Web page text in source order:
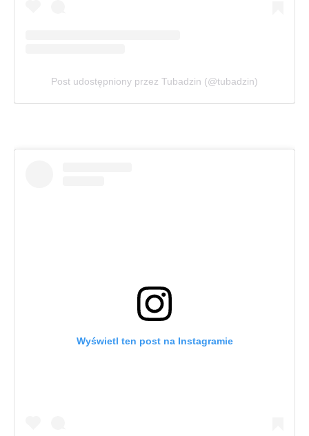
Post udostępniony przez Tubadzin (@tubadzin)
Wyświetl ten post na Instagramie